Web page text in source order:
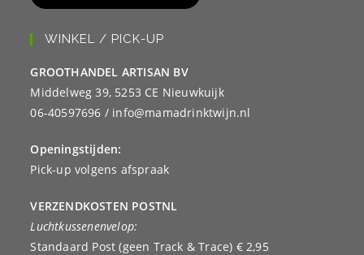
WINKEL / PICK-UP
GROOTHANDEL ARTISAN BV
Middelweg 39, 5253 CE Nieuwkuijk
06-40597696 / info@mamadrinktwijn.nl
Openingstijden:
Pick-up volgens afspraak
VERZENDKOSTEN POSTNL
Luchtkussenenvelop:
Standaard Post (geen Track & Trace) € 2,95